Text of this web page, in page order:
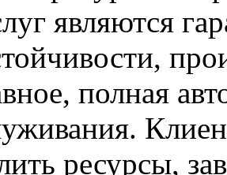
являются
полная
ресурсы,